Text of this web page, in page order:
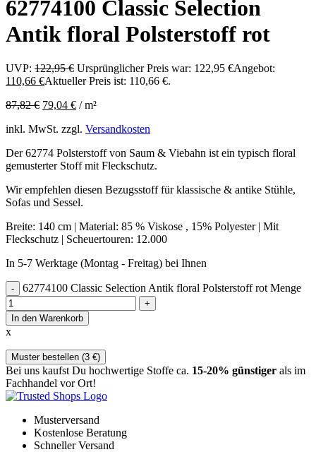
62774100 Classic Selection
Antik floral Polsterstoff rot
UVP: 122,95€ Ursprünglicher Preis war: 122,95 €Angebot:
110,66 €Aktueller Preis ist: 110,66 €.
87,82€ 79,04 € /m²
inkl. MwSt. zzgl. Versandkosten
Der 62774 Polsterstoff von Saum & Viebahn ist ein typisch floral
gemusterter Stoff mit Fleckschutz.
Wir empfehlen diesen Bezugsstoff für klassische & antike Stühle,
Sofas und Sessel.
Breite: 140 cm | Material: 85 % Viskose , 15% Polyester | Mit
Fleckschutz | Scheuertouren: 12.000
In 5-7 Werktage (Montag - Freitag) bei Ihnen
62774100 Classic Selection Antik floral Polsterstoff rot Menge
In den Warenkorb
x
Muster bestellen (3 €)
Bei uns kaufst Du hochwertige Stoffe ca. 15-20% günstiger als im
Fachhandel vor Ort!
Musterversand
Kostenlose Beratung
Schneller Versand